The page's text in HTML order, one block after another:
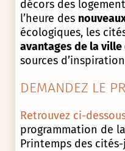
décors des
l’heure des
écologiques, les
avantages de la
sources
DEMANDEZ LE
Retrouvez ci-
programmation de
Printemps des